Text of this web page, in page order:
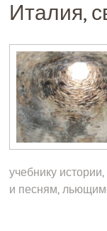
Италия,
учебнику
и песням,